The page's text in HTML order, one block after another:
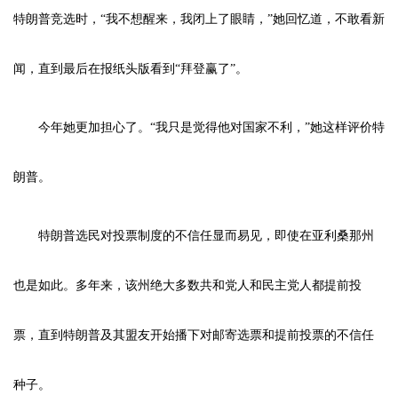
特朗普竞选时，“我不想醒来，我闭上了眼睛，”她回忆道，不敢看新
闻，直到最后在报纸头版看到“拜登赢了”。
今年她更加担心了。“我只是觉得他对国家不利，”她这样评价特
朗普。
特朗普选民对投票制度的不信任显而易见，即使在亚利桑那州
也是如此。多年来，该州绝大多数共和党人和民主党人都提前投
票，直到特朗普及其盟友开始播下对邮寄选票和提前投票的不信任
种子。